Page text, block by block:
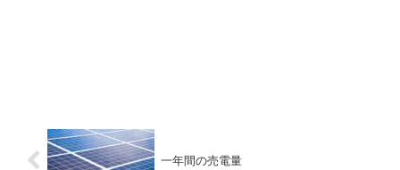
一年間の売電量